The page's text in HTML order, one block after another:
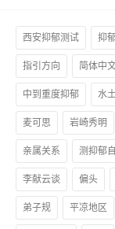
西安抑郁测试 抑
指引方向 简体中
中到重度抑郁 水
麦可思 岩崎秀明
亲属关系 测抑郁
李献云谈 偏头
弟子规 平凉地区